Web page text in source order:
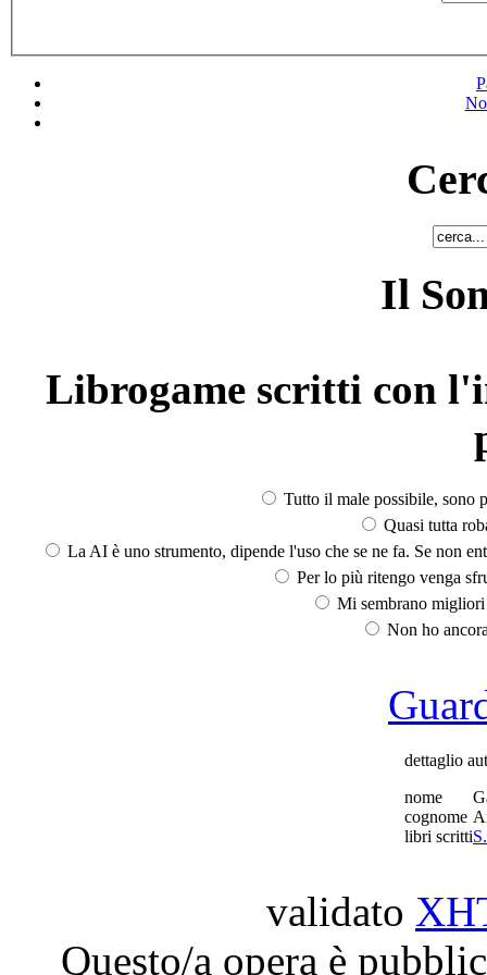
Il
Librogame scritti con
Tutto il male possibile, sono
Quasi tutta
La AI è uno strumento, dipende l'uso che se ne fa. Se non
Per lo più ritengo venga
Mi sembrano
Non ho
dettaglio
nome
cognome
libri scritti
validato
Questo/a opera è